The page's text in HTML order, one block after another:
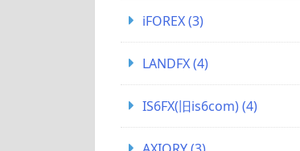
iFOREX(3)
LANDFX(4)
IS6FX(旧is6com)(4)